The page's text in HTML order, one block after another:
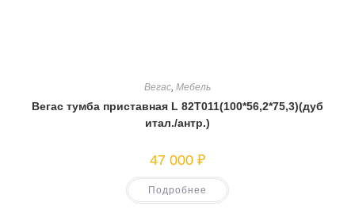
Вегас Мебель
Вегас тумба приставная L 82T011(100*56,2*75,3)(дуб
итал./антр.)
47 000 ₽
Подробнее